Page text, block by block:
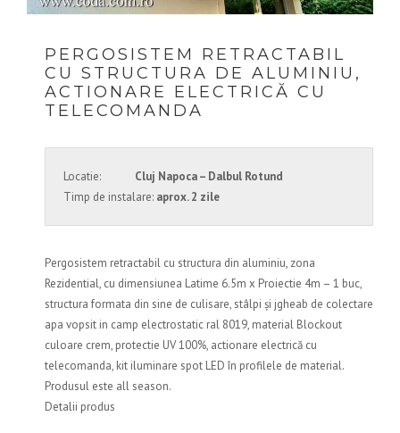
PERGOSISTEM RETRACTABIL
CU STRUCTURA DE ALUMINIU,
ACTIONARE ELECTRICĂ CU
TELECOMANDA
Locatie:
Cluj Napoca – Dalbul Rotund
Timp de instalare: aprox. 2 zile
Pergosistem retractabil cu structura din aluminiu, zona
Rezidential, cu dimensiunea Latime 6.5m x Proiectie 4m – 1 buc,
structura formata din sine de culisare, stâlpi și jgheab de colectare
apa vopsit in camp electrostatic ral 8019, material Blockout
culoare crem, protectie UV 100%, actionare electrică cu
telecomanda, kit iluminare spot LED în profilele de material.
Produsul este all season.
Detalii produs